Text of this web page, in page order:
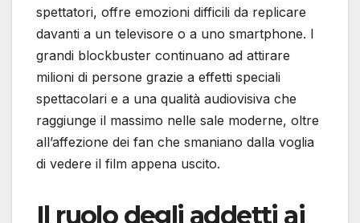
spettatori, offre emozioni difficili da replicare
davanti a un televisore o a uno smartphone. I
grandi blockbuster continuano ad attirare
milioni di persone grazie a effetti speciali
spettacolari e a una qualità audiovisiva che
raggiunge il massimo nelle sale moderne, oltre
all’affezione dei fan che smaniano dalla voglia
di vedere il film appena uscito.
Il ruolo degli addetti ai